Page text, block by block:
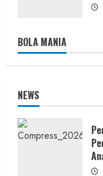
BOLA MANIA
NEWS